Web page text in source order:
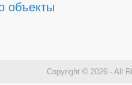
объекты
Copyright © 2026 - All